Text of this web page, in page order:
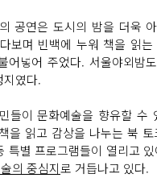
공연은 도시의 밤을 더욱
보며 빈백에 누워 책을 읽는
어넣어 주었다. 서울야외밤
지였다.
들이 문화예술을 향유할 수
을 읽고 감상을 나누는 북
특별 프로그램들이 열리고 있
의 중심지로 거듭나고 있다.